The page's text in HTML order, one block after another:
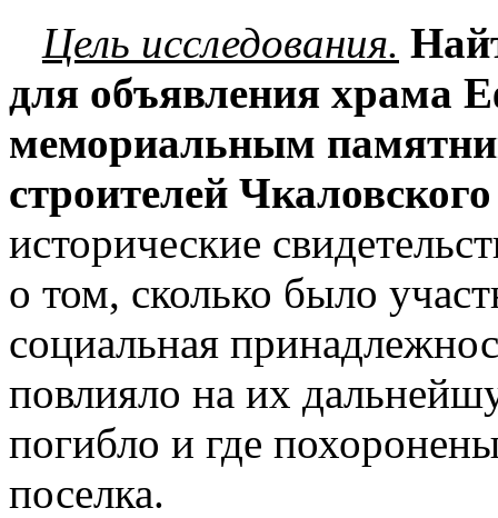
Цель исследования.
для объявления храма
мемориальным
строителей
исторические
о том, сколько было
социальная
повлияло на их
погибло и где
поселка.